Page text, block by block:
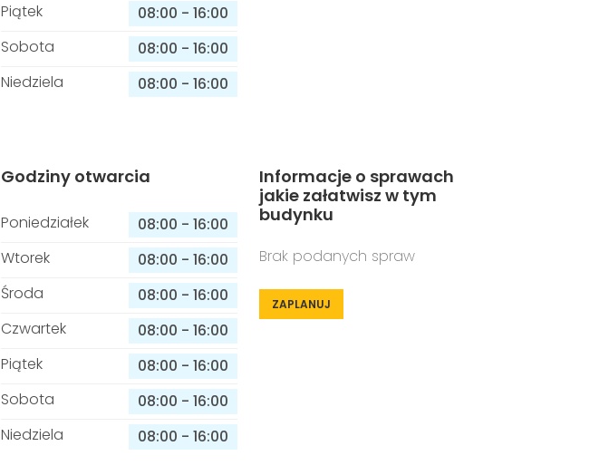
Piątek
08:00 - 16:00
Sobota
08:00 - 16:00
Niedziela
08:00 - 16:00
Godziny otwarcia
Poniedziałek 08:00 - 16:00
Wtorek
08:00 - 16:00
Środa
08:00 - 16:00
Czwartek
08:00 - 16:00
Piątek
08:00 - 16:00
Sobota
08:00 - 16:00
Niedziela
08:00 - 16:00
Informacje o sprawach
jakie załatwisz w tym
budynku
Brak podanych spraw
ZAPLANUJ